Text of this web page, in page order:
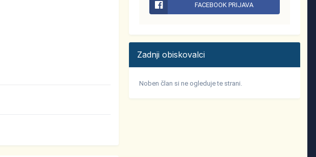
FACEBOOK PRIJAVA
Zadnji obiskovalci
Noben član si ne ogleduje te strani.